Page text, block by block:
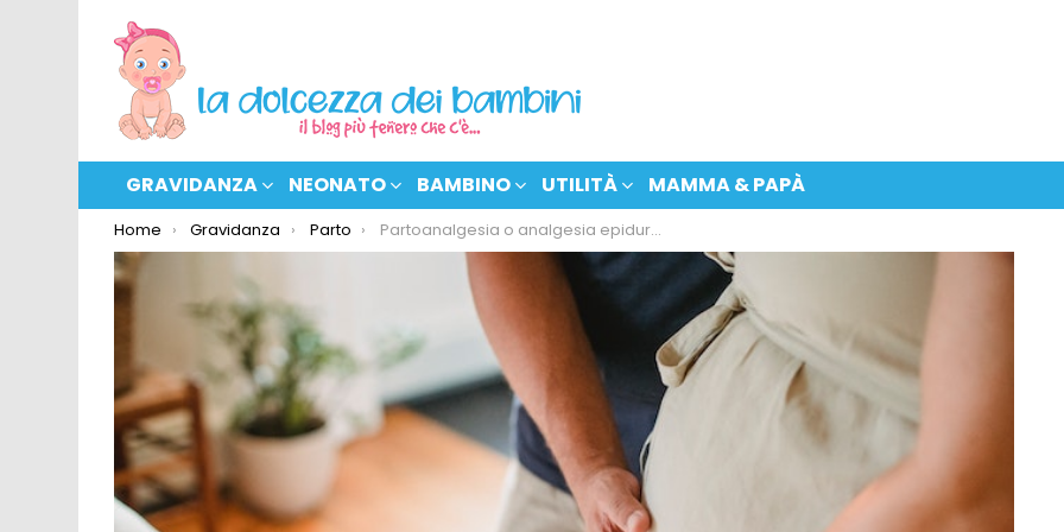
GRAVIDANZA NEONATO BAMBINO UTILITÀ MAMMA & PAPÀ
You are here:
Home Gravidanza Parto Partoanalgesia o analgesia epidurale: partorire senza dolore